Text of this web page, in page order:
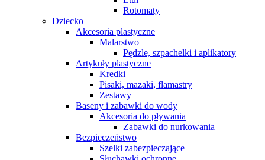
Rotomaty
Dziecko
Akcesoria plastyczne
Malarstwo
Pędzle, szpachelki i aplikatory
Artykuły plastyczne
Kredki
Pisaki, mazaki, flamastry
Zestawy
Baseny i zabawki do wody
Akcesoria do pływania
Zabawki do nurkowania
Bezpieczeństwo
Szelki zabezpieczające